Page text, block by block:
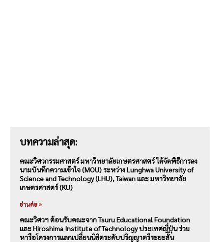
บทความล่าสุด:
คณะวิศวกรรมศาสตร์ มหาวิทยาลัยเกษตรศาสตร์ ได้จัดพิธีการลง
นามบันทึกความเข้าใจ (MOU) ระหว่าง Lunghwa University of
Science and Technology (LHU), Taiwan และ มหาวิทยาลัย
เกษตรศาสตร์ (KU)
อ่านต่อ »
คณะวิศวฯ ต้อนรับคณะจาก Tsuru Educational Foundation
และ Hiroshima Institute of Technology ประเทศญี่ปุ่น ร่วม
หารือโครงการแลกเปลี่ยนนิสิตระดับปริญญาตรีระยะสั้น